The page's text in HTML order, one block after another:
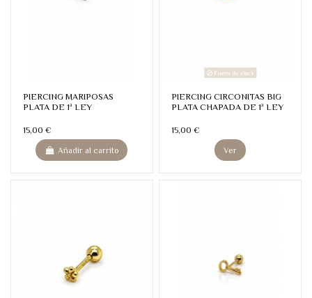
PIERCING MARIPOSAS
PLATA DE 1ª LEY
15,00 €
Añadir al carrito
Fuera de stock
PIERCING CIRCONITAS BIG
PLATA CHAPADA DE 1ª LEY
15,00 €
Ver